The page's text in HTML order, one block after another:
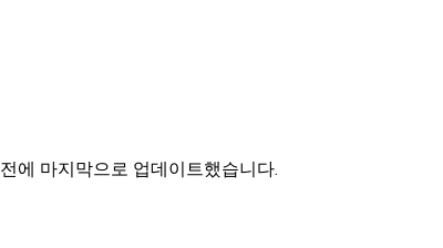
전에 마지막으로 업데이트했습니다.